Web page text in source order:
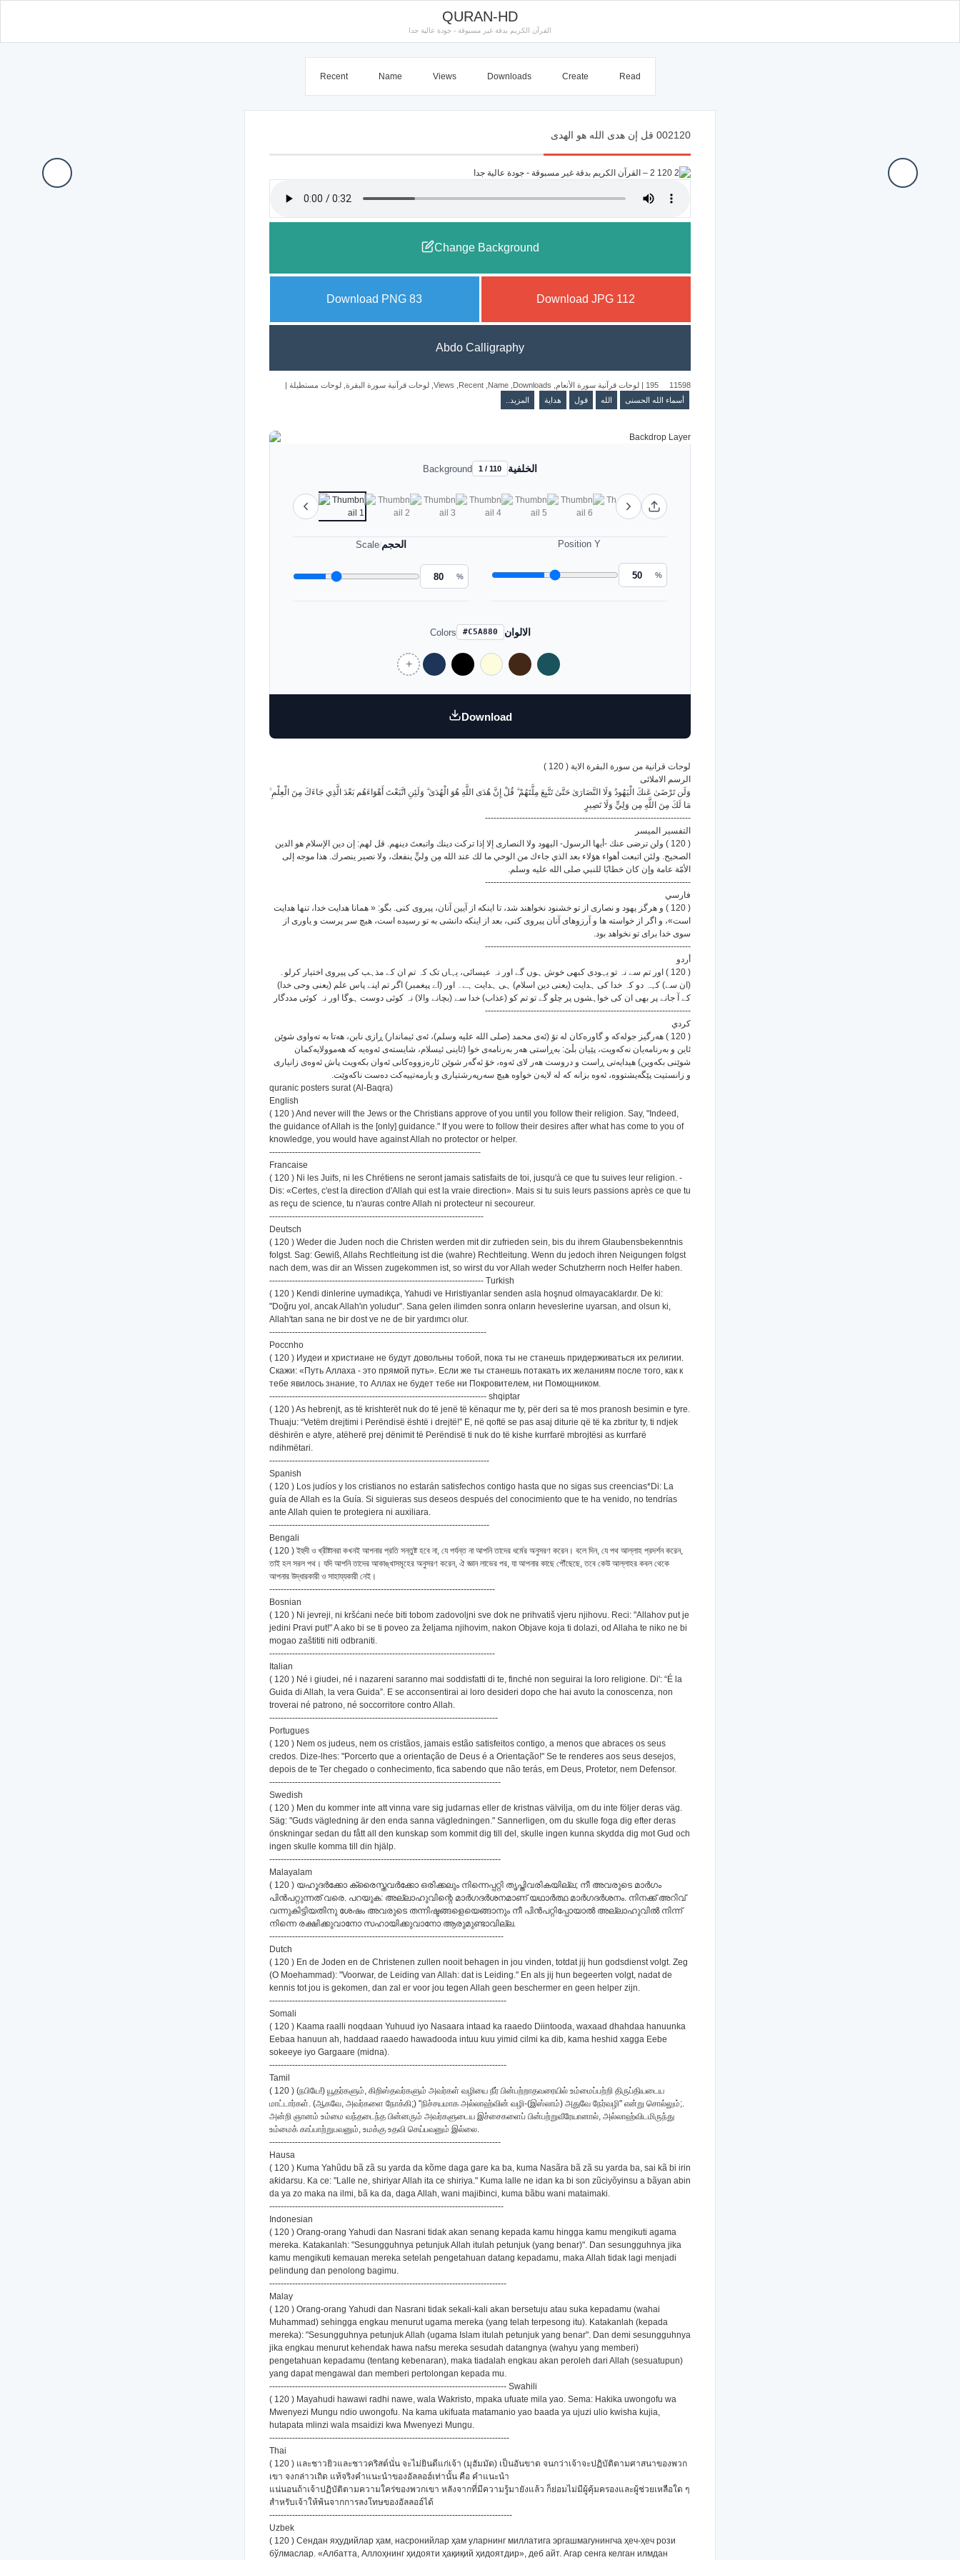
QURAN-HD
القرآن الكريم بدقة غير مسبوقة - جودة عالية جدا
Recent Name Views Downloads Create Read
002120 قل إن هدى الله هو الهدى
Change Background
Download JPG 112
Download PNG 83
Abdo Calligraphy
11598
| لوحات قرآنية سورة الأنعام Downloads
Name
Recent
Views لوحات قرآنية سورة البقرة لوحات مستطيلة |
أسماء الله الحسنى
الله قول هداية المزيد..
Background 1 / 110 الخلفية
Scale/الحجم
%
Position Y
%
Colors #C5A880 الالوان
Download
لوحات قرانية من سورة البقرة الاية ( 120 )
الرسم الاملائى
وَلَن تَرْضَىٰ عَنكَ الْيَهُودُ وَلَا النَّصَارَىٰ حَتَّىٰ تَتَّبِعَ مِلَّتَهُمْ ۗ قُلْ إِنَّ هُدَى اللَّهِ هُوَ الْهُدَىٰ ۗ وَلَئِنِ اتَّبَعْتَ أَهْوَاءَهُم بَعْدَ الَّذِي جَاءَكَ مِنَ الْعِلْمِ ۙ
مَا لَكَ مِنَ اللَّهِ مِن وَلِيٍّ وَلَا نَصِيرٍ
------------------------------------------------------------------------
التفسير الميسر
( 120 ) ولن ترضى عنك -أيها الرسول- اليهود ولا النصارى إلا إذا تركت دينك واتبعتَ دينهم. قل لهم: إن دين الإسلام هو الدين
الصحيح. ولئن اتبعت أهواء هؤلاء بعد الذي جاءك من الوحي ما لك عند الله مِن وليٍّ ينفعك، ولا نصير ينصرك. هذا موجه إلى
الأمّة عامة وإن كان خطابًا للنبي صلى الله عليه وسلم.
------------------------------------------------------------------------
فارسي
( 120 ) و هرگز یهود و نصاری از تو خشنود نخواهند شد، تا اینکه از آیین آنان، پیروی کنی. بگو: « همانا هدایت خدا، تنها هدایت
است»، و اگر از خواسته ها و آرزوهای آنان پیروی کنی، بعد از اینکه دانشی به تو رسیده است، هیچ سر پرست و یاوری از
سوی خدا برای تو نخواهد بود.
------------------------------------------------------------------------
أردو
( 120 ) اور تم سے نہ تو یہودی کبھی خوش ہوں گے اور نہ عیسائی، یہاں تک کہ تم ان کے مذہب کی پیروی اختیار کرلو۔
(ان سے) کہہ دو کہ خدا کی ہدایت (یعنی دین اسلام) ہی ہدایت ہے۔ اور (اے پیغمبر) اگر تم اپنے پاس علم (یعنی وحی خدا)
کے آ جانے پر بھی ان کی خواہشوں پر چلو گے تو تم کو (عذاب) خدا سے (بچانے والا) نہ کوئی دوست ہوگا اور نہ کوئی مددگار
------------------------------------------------------------------------
كردي
( 120 ) هه‌رگیز جوله‌كه و گاوره‌كان له تۆ (ئه‌ی محمد (صلی الله علیه وسلم)، ئه‌ی ئیماندار) ڕازی نابن، هه‌تا به ته‌واوی شوێن
ئاین و به‌رنامه‌یان نه‌كه‌ویت، پێیان بڵێ: به‌ڕاستی هه‌ر به‌رنامه‌ی خوا (ئاینی ئیسلام، شایسته‌ی ئه‌وه‌یه كه هه‌موولایه‌كمان
شوێنی بكه‌وین) هیدایه‌تی ڕاست و دروست هه‌ر لای ئه‌وه‌، خۆ ئه‌گه‌ر شوێن ئاره‌زووه‌كانی ئه‌وان بكه‌ویت پاش ئه‌وه‌ی زانیاری
و زانستیت پێگه‌یشتووه‌، ئه‌وه بزانه كه له لایه‌ن خواوه هیچ سه‌رپه‌رشتیاری و یارمه‌تییه‌كت ده‌ست ناكه‌وێت.
quranic posters surat (Al-Baqra)
English
( 120 ) And never will the Jews or the Christians approve of you until you follow their religion. Say, "Indeed,
the guidance of Allah is the [only] guidance." If you were to follow their desires after what has come to you of
knowledge, you would have against Allah no protector or helper.
--------------------------------------------------------------------------
Francaise
( 120 ) Ni les Juifs, ni les Chrétiens ne seront jamais satisfaits de toi, jusqu'à ce que tu suives leur religion. -
Dis: «Certes, c'est la direction d'Allah qui est la vraie direction». Mais si tu suis leurs passions après ce que tu
as reçu de science, tu n'auras contre Allah ni protecteur ni secoureur.
---------------------------------------------------------------------------
Deutsch
( 120 ) Weder die Juden noch die Christen werden mit dir zufrieden sein, bis du ihrem Glaubensbekenntnis
folgst. Sag: Gewiß, Allahs Rechtleitung ist die (wahre) Rechtleitung. Wenn du jedoch ihren Neigungen folgst
nach dem, was dir an Wissen zugekommen ist, so wirst du vor Allah weder Schutzherrn noch Helfer haben.
--------------------------------------------------------------------------- Turkish
( 120 ) Kendi dinlerine uymadıkça, Yahudi ve Hıristiyanlar senden asla hoşnud olmayacaklardır. De ki:
"Doğru yol, ancak Allah'ın yoludur". Sana gelen ilimden sonra onların heveslerine uyarsan, and olsun ki,
Allah'tan sana ne bir dost ve ne de bir yardımcı olur.
----------------------------------------------------------------------------
Poccnho
( 120 ) Иудеи и христиане не будут довольны тобой, пока ты не станешь придерживаться их религии.
Скажи: «Путь Аллаха - это прямой путь». Если же ты станешь потакать их желаниям после того, как к
тебе явилось знание, то Аллах не будет тебе ни Покровителем, ни Помощником.
---------------------------------------------------------------------------- shqiptar
( 120 ) As hebrenjt, as të krishterët nuk do të jenë të kënaqur me ty, për deri sa të mos pranosh besimin e tyre.
Thuaju: “Vetëm drejtimi i Perëndisë është i drejtë!” E, në qoftë se pas asaj diturie që të ka zbritur ty, ti ndjek
dëshirën e atyre, atëherë prej dënimit të Perëndisë ti nuk do të kishe kurrfarë mbrojtësi as kurrfarë
ndihmëtari.
-----------------------------------------------------------------------------
Spanish
( 120 ) Los judíos y los cristianos no estarán satisfechos contigo hasta que no sigas sus creencias*Di: La
guía de Allah es la Guía. Si siguieras sus deseos después del conocimiento que te ha venido, no tendrías
ante Allah quien te protegiera ni auxiliara.
-----------------------------------------------------------------------------
Bengali
( 120 ) ইহুদী ও খ্রীষ্টানরা কখনই আপনার প্রতি সন্তুষ্ট হবে না, যে পর্যন্ত না আপনি তাদের ধর্মের অনুসরণ করেন। বলে দিন, যে পথ আল্লাহ প্রদর্শন করেন,
তাই হল সরল পথ। যদি আপনি তাদের আকাঙ্খাসমূহের অনুসরণ করেন, ঐ জ্ঞান লাভের পর, যা আপনার কাছে পৌঁছেছে, তবে কেউ আল্লাহর কবল থেকে
আপনার উদ্ধারকারী ও সাহায্যকারী নেই।
-------------------------------------------------------------------------------
Bosnian
( 120 ) Ni jevreji, ni kršćani neće biti tobom zadovoljni sve dok ne prihvatiš vjeru njihovu. Reci: "Allahov put je
jedini Pravi put!" A ako bi se ti poveo za željama njihovim, nakon Objave koja ti dolazi, od Allaha te niko ne bi
mogao zaštititi niti odbraniti.
-------------------------------------------------------------------------------
Italian
( 120 ) Né i giudei, né i nazareni saranno mai soddisfatti di te, finché non seguirai la loro religione. Di': “É la
Guida di Allah, la vera Guida”. E se acconsentirai ai loro desideri dopo che hai avuto la conoscenza, non
troverai né patrono, né soccorritore contro Allah.
--------------------------------------------------------------------------------
Portugues
( 120 ) Nem os judeus, nem os cristãos, jamais estão satisfeitos contigo, a menos que abraces os seus
credos. Dize-lhes: "Porcerto que a orientação de Deus é a Orientação!" Se te renderes aos seus desejos,
depois de te Ter chegado o conhecimento, fica sabendo que não terás, em Deus, Protetor, nem Defensor.
---------------------------------------------------------------------------------
Swedish
( 120 ) Men du kommer inte att vinna vare sig judarnas eller de kristnas välvilja, om du inte följer deras väg.
Säg: "Guds vägledning är den enda sanna vägledningen." Sannerligen, om du skulle foga dig efter deras
önskningar sedan du fått all den kunskap som kommit dig till del, skulle ingen kunna skydda dig mot Gud och
ingen skulle komma till din hjälp.
---------------------------------------------------------------------------------
Malayalam
( 120 ) യഹൂദര്‍ക്കോ ക്രൈസ്തവര്‍ക്കോ ഒരിക്കലും നിന്നെപ്പറ്റി തൃപ്തിവരികയില്ല; നീ അവരുടെ മാര്‍ഗം
പിന്‍പറ്റുന്നത് വരെ. പറയുക: അല്ലാഹുവിന്റെ മാര്‍ഗദര്‍ശനമാണ് യഥാര്‍ത്ഥ മാര്‍ഗദര്‍ശനം. നിനക്ക് അറിവ്
വന്നുകിട്ടിയതിനു ശേഷം അവരുടെ തന്നിഷ്ടങ്ങളെയെങ്ങാനും നീ പിന്‍പറ്റിപ്പോയാല്‍ അല്ലാഹുവില്‍ നിന്ന്
നിന്നെ രക്ഷിക്കുവാനോ സഹായിക്കുവാനോ ആരുമുണ്ടാവില്ല.
----------------------------------------------------------------------------------
Dutch
( 120 ) En de Joden en de Christenen zullen nooit behagen in jou vinden, totdat jij hun godsdienst volgt. Zeg
(O Moehammad): "Voorwar, de Leiding van Allah: dat is Leiding." En als jij hun begeerten volgt, nadat de
kennis tot jou is gekomen, dan zal er voor jou tegen Allah geen beschermer en geen helper zijn.
-----------------------------------------------------------------------------------
Somali
( 120 ) Kaama raalli noqdaan Yuhuud iyo Nasaara intaad ka raaedo Diintooda, waxaad dhahdaa hanuunka
Eebaa hanuun ah, haddaad raaedo hawadooda intuu kuu yimid cilmi ka dib, kama heshid xagga Eebe
sokeeye iyo Gargaare (midna).
-----------------------------------------------------------------------------------
Tamil
( 120 ) (நபியே!) யூதர்களும், கிறிஸ்தவர்களும் அவர்கள் வழியை நீர் பின்பற்றாதவரையில் உம்மைப்பற்றி திருப்தியடைய
மாட்டார்கள். (ஆகவே, அவர்களை நோக்கி;) "நிச்சயமாக அல்லாஹ்வின் வழி-(இஸ்லாம்) அதுவே நேர்வழி" என்று சொல்லும்;.
அன்றி ஞானம் உம்மை வந்தடைந்த பின்னரும் அவர்களுடைய இச்சைகளைப் பின்பற்றுவீரேயானால், அல்லாஹ்விடமிருந்து
உம்மைக் காப்பாற்றுபவனும், உமக்கு உதவி செய்பவனும் இல்லை.
---------------------------------------------------------------------------------
Hausa
( 120 ) Kuma Yahũdu bã zã su yarda da kõme daga gare ka ba, kuma Nasãra bã zã su yarda ba, sai kã bi irin
aƙidarsu. Ka ce: "Lalle ne, shiriyar Allah ita ce shiriya." Kuma lalle ne idan ka bi son zũciyõyinsu a bãyan abin
da ya zo maka na ilmi, bã ka da, daga Allah, wani majiɓinci, kuma bãbu wani mataimaki.
----------------------------------------------------------------------------------
Indonesian
( 120 ) Orang-orang Yahudi dan Nasrani tidak akan senang kepada kamu hingga kamu mengikuti agama
mereka. Katakanlah: "Sesungguhnya petunjuk Allah itulah petunjuk (yang benar)". Dan sesungguhnya jika
kamu mengikuti kemauan mereka setelah pengetahuan datang kepadamu, maka Allah tidak lagi menjadi
pelindung dan penolong bagimu.
-----------------------------------------------------------------------------------
Malay
( 120 ) Orang-orang Yahudi dan Nasrani tidak sekali-kali akan bersetuju atau suka kepadamu (wahai
Muhammad) sehingga engkau menurut ugama mereka (yang telah terpesong itu). Katakanlah (kepada
mereka): "Sesungguhnya petunjuk Allah (ugama Islam itulah petunjuk yang benar". Dan demi sesungguhnya
jika engkau menurut kehendak hawa nafsu mereka sesudah datangnya (wahyu yang memberi)
pengetahuan kepadamu (tentang kebenaran), maka tiadalah engkau akan peroleh dari Allah (sesuatupun)
yang dapat mengawal dan memberi pertolongan kepada mu.
----------------------------------------------------------------------------------- Swahili
( 120 ) Mayahudi hawawi radhi nawe, wala Wakristo, mpaka ufuate mila yao. Sema: Hakika uwongofu wa
Mwenyezi Mungu ndio uwongofu. Na kama ukifuata matamanio yao baada ya ujuzi ulio kwisha kujia,
hutapata mlinzi wala msaidizi kwa Mwenyezi Mungu.
------------------------------------------------------------------------------------
Thai
( 120 ) และชาวยิวและชาวคริสต์นั่น จะไม่ยินดีแก่เจ้า (มุฮัมมัด) เป็นอันขาด จนกว่าเจ้าจะปฏิบัติตามศาสนาของพวก
เขา จงกล่าวเถิด แท้จริงคำแนะนำของอัลลอฮ์เท่านั้น คือ คำแนะนำ
แน่นอนถ้าเจ้าปฏิบัติตามความใคร่ของพวกเขา หลังจากที่มีความรู้มายังแล้ว ก็ย่อมไม่มีผู้คุ้มครองและผู้ช่วยเหลือใด ๆ
สำหรับเจ้าให้พ้นจากการลงโทษของอัลลอฮ์ได้
-------------------------------------------------------------------------------------
Uzbek
( 120 ) Сендан яҳудийлар ҳам, насронийлар ҳам уларнинг миллатига эргашмагунингча ҳеч-ҳеч рози
бўлмаслар. «Албатта, Аллоҳнинг ҳидояти ҳақиқий ҳидоятдир», деб айт. Агар сенга келган илмдан